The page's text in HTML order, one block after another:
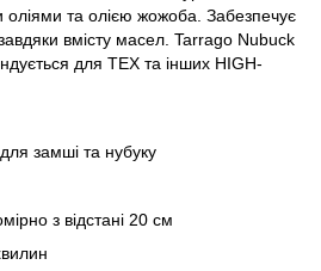
та олією жожоба. Забезпечує
вмісту масел. Tarrago Nubuck
для TEX та інших HIGH-
замші та нубуку
з відстані 20 см